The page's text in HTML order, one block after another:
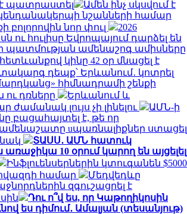
պատրաստել
Ամեն ինչ սկսվում է
կենդանակերպի նշանների համար
բոլորովին նոր փուլ
2026
ու հուլիսը Եվրոպայում դարձել են
պատմության ամենաշոգ ամիսները
կինը 42 օր մնացել է
դեպք՝ Երևանում․ կոտրել
մարդկանց» հիմնադրամի շենքի
դռները
Երևանում և
ժամանակ լույս չի լինելու
ԱՄՆ-ի
բացահայտել է, թե որ
ամենաշատը uպառնալիքներ ստացել
ՏԱՍՍ․ ԱՄՆ հատուկ
10 օրում կարող են այցելել
Ինֆլուենսերներին կտուգանեն $5000
համար
Մեդվեդևը
զգուշացրել է
Դու ո՞վ ես, որ Կաթողիկոսին
ես դիմում․ Ամալյան (տեսանյութ)